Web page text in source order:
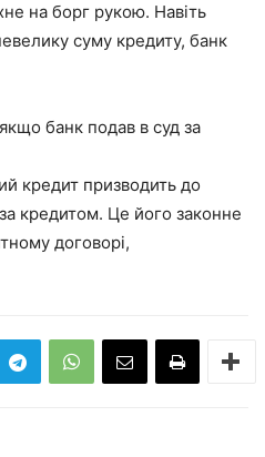
на борг рукою. Навіть
суму кредиту, банк
банк подав в суд за
кредит призводить до
кредитом. Це його законне
договорі,